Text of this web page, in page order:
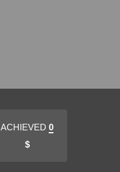
ACHIEVED 0
$